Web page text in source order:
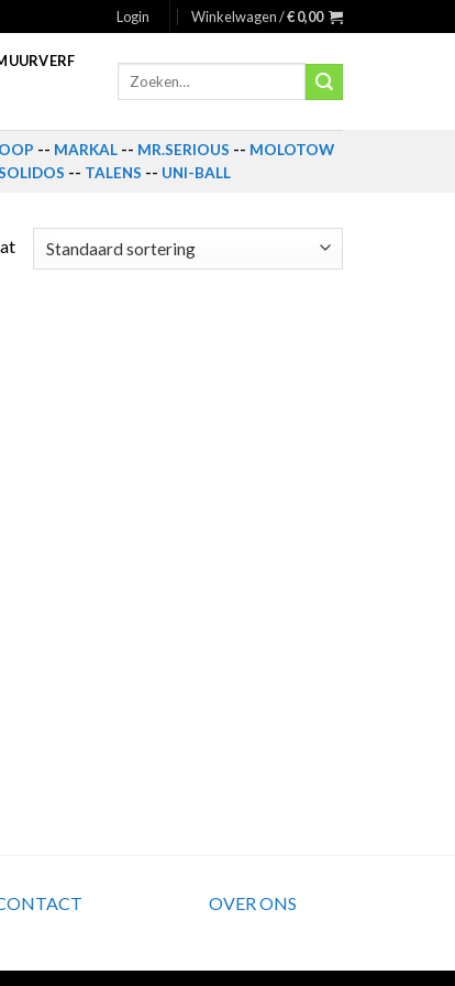
Login Winkelwagen /€0,00
Zoeken
-- MARKAL -- MR.SERIOUS -- MOLOTOW
-- TALENS -- UNI-BALL
OVER ONS